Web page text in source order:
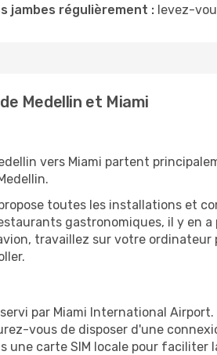
jambes régulièrement : levez-
Medellin et Miami
vers Miami partent
toutes les installations et
gastronomiques, il y en
travaillez sur votre
par Miami International
vous de disposer d'une
une carte SIM locale pour faciliter